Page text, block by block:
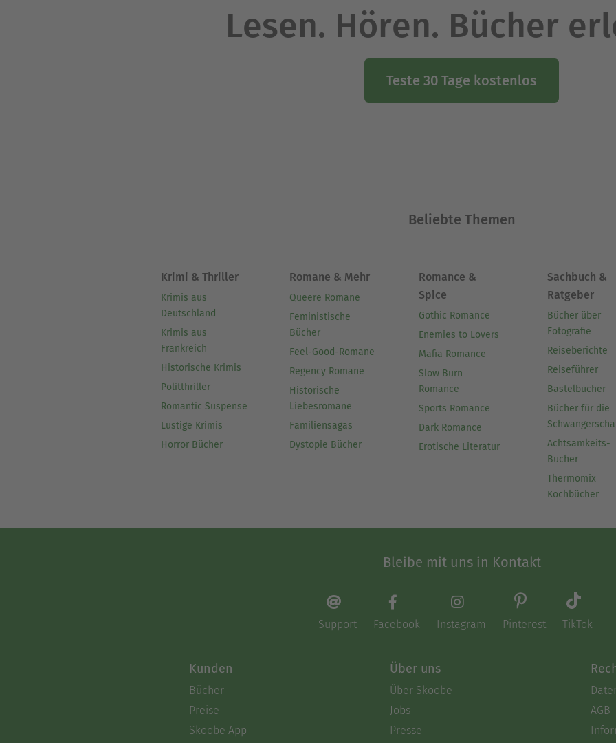
Lesen. Hören. Bücher
Teste 30 Tage kostenlos
Beliebte Themen
Krimi & Thriller
Krimis aus
Deutschland
Krimis aus
Frankreich
Historische Krimis
Politthriller
Romantic Suspense
Lustige Krimis
Horror Bücher
Romane & Mehr
Queere Romane
Feministische
Bücher
Feel-Good-Romane
Regency Romane
Historische
Liebesromane
Familiensagas
Dystopie Bücher
Romance &
Spice
Gothic Romance
Enemies to Lovers
Mafia Romance
Slow Burn
Romance
Sports Romance
Dark Romance
Erotische Literatur
Sachbuch &
Ratgeber
Bücher über
Fotografie
Reiseberichte
Reiseführer
Bastelbücher
Bücher für die
Achtsamkeits-
Bücher
Thermomix
Kochbücher
Bleibe mit uns in Kontakt
Support Facebook Instagram Pinterest TikTok
Kunden
Bücher
Preise
Skoobe App
Über uns
Über Skoobe
Jobs
Presse
AGB